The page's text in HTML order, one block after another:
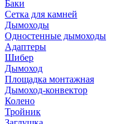
Баки
Сетка для камней
Дымоходы
Одностенные дымоходы
Адаптеры
Шибер
Дымоход
Площадка монтажная
Дымоход-конвектор
Колено
Тройник